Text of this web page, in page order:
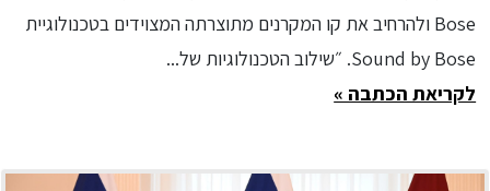
Bose ולהרחיב את קו המקרנים מתוצרתה המצוידים בטכנולוגיית
Sound by Bose. ״שילוב הטכנולוגיות של...
לקריאת הכתבה »